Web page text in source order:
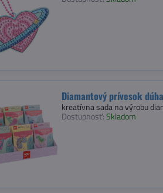
Diamantový prívesok dúha
kreatívna sada na výrobu
Dostupnosť:Skladom